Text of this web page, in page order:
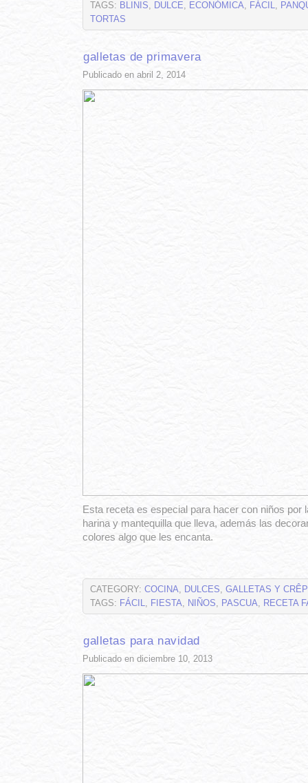
TAGS: BLINIS, DULCE, ECONÓMICA, FÁCIL,
TORTAS
galletas de primavera
Publicado en abril 2, 2014
Esta receta es especial para hacer con niños por
harina y mantequilla que lleva, además las
colores algo que les encanta.
CATEGORY: COCINA, DULCES, GALLETAS Y
TAGS: FÁCIL, FIESTA, NIÑOS, PASCUA, RECETA
galletas para navidad
Publicado en diciembre 10, 2013